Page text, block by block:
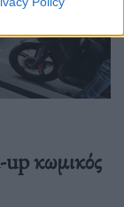
κωμικός